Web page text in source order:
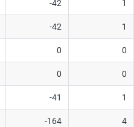
-42 1
-42 1
0 0
0 0
-41 1
-164 4